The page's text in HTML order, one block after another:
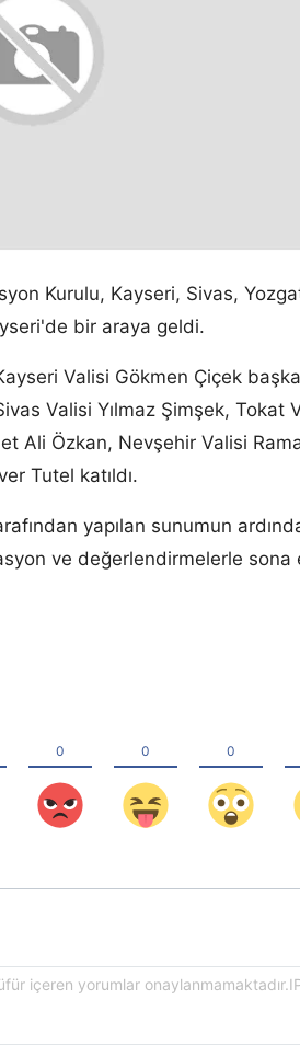
Kurulu, Kayseri, Sivas,
bir araya geldi.
Valisi Gö kmen Çiçek
Valisi Yılmaz Şimşek, Tokat
Ali Özkan, Nevşehir Valisi
Tutel katıldı.
yapılan sunumun
ve değerlendirmelerle sona